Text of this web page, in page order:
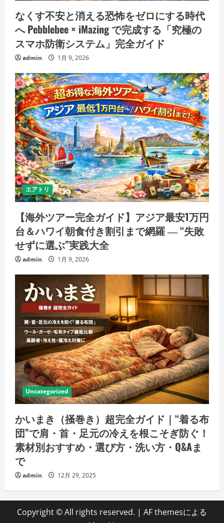
なくす不安と消える恐怖をゼロにする時代
へ Pebblebee × iMazing で完成する「究極の
スマホ防衛システム」完全ガイド
admin 1月 9, 2026
エアトリ
【海外ツアー完全ガイド】アジア最安1万円
台＆ハワイ朝食付き割引まで網羅 ― “失敗
せずに選ぶ”実践大全
admin 1月 9, 2026
Uncategorized
かいまき（掻巻き）超完全ガイド｜“着る布
団”で肩・首・足元の冷えを根こそぎ防ぐ！
素材別おすすめ・選び方・洗い方・Q&Aま
で
admin 12月 29, 2025
Copyright © All rights reserved. | AF themesによる